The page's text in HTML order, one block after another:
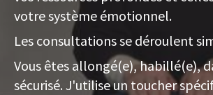
votre système émotionnel.
Les consultations se déroulent
Vous êtes allongé(e), habillé(e),
sécurisé. J'utilise un toucher